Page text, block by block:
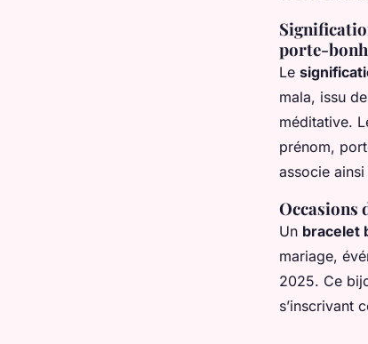
porte-
Le
mala, issu
méditative.
prénom,
associe
Occasions
Un bracelet
mariage,
2025. Ce
s’inscrivant